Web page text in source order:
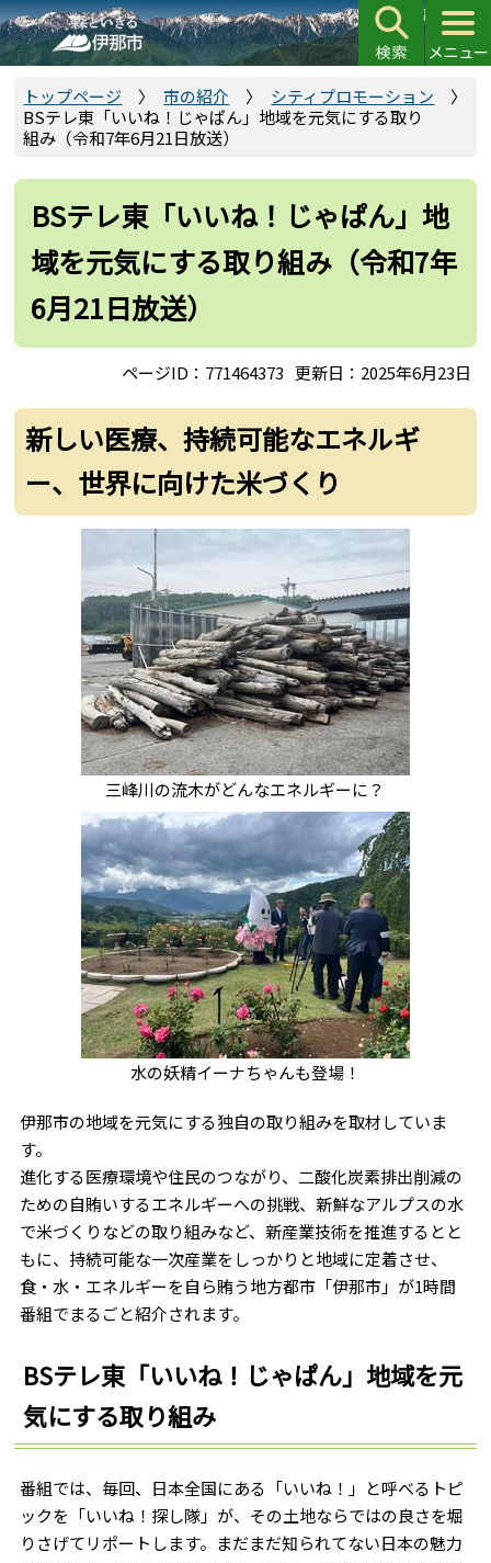
こ
の
ペ
先
トップページ 市の紹介
シティプロモーション
BSテレ東「いいね！じゃぱん」地域を元気にする取り
組み（令和7年6月21日放送）
BSテレ東「いいね！じゃぱん」地
域を元気にする取り組み（令和7年
6月21日放送）
ページID：771464373 更新日：2025年6月23日
新しい医療、持続可能なエネルギ
ー、世界に向けた米づくり
三峰川の流木がどんなエネルギーに？
水の妖精イーナちゃんも登場！
伊那市の地域を元気にする独自の取り組みを取材していま
す。
進化する医療環境や住民のつながり、二酸化炭素排出削減の
ための自賄いするエネルギーへの挑戦、新鮮なアルプスの水
で米づくりなどの取り組みなど、新産業技術を推進するとと
もに、持続可能な一次産業をしっかりと地域に定着させ、
食・水・エネルギーを自ら賄う地方都市「伊那市」が1時間
番組でまるごと紹介されます。
BSテレ東「いいね！じゃぱん」地域を元
気にする取り組み
番組では、毎回、日本全国にある「いいね！」と呼べるトピ
ックを「いいね！探し隊」が、その土地ならではの良さを堀
りさげてリポートします。まだまだ知られてない日本の魅力